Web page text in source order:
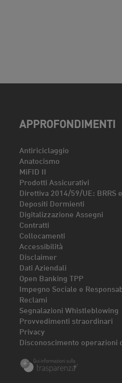
APPROFONDIMENTI
Antiriciclaggio
Anatocismo
MiFID II
Prodotti Assicurativi
Direttiva 2014/59/UE: BRRS
Depositi Dormienti
Digitalizzazione Assegni
Contratti
Collocamenti
Accessibilità
Disclaimer
Dati Aziendali
Open Banking TPP
Impegno Sociale e
Reclami
Segnalazioni Whistleblowing
Provvedimenti straordinari
Privacy
Disconoscimento operazioni